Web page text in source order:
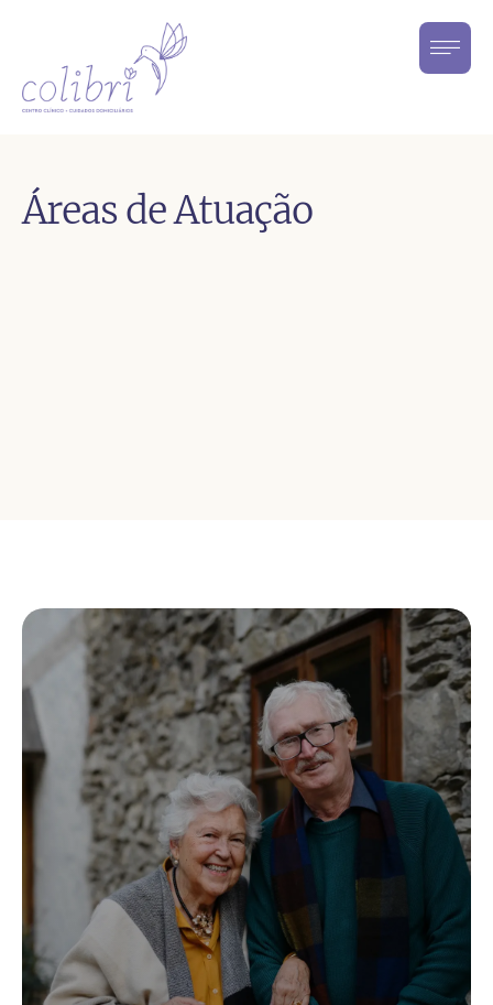
Áreas de Atuação